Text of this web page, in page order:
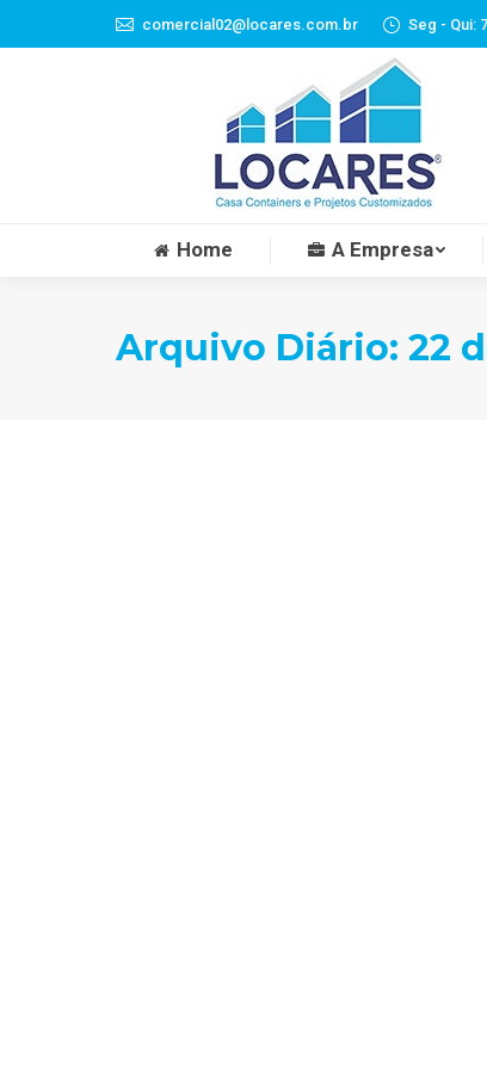
comercial02@locares.com.br Seg - Qui:
Home A Empresa
Arquivo Diário: 22